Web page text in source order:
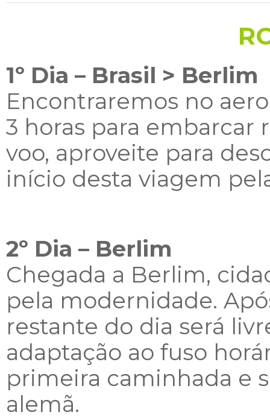
1º Dia – Brasil > Berlim
Encontraremos no
3 horas para embarcar
voo, aproveite para
início desta viagem
2º Dia – Berlim
Chegada a Berlim,
pela modernidade.
restante do dia será
adaptação ao fuso
primeira caminhada e
alemã.